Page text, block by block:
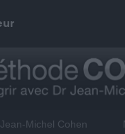
Jean-Michel Cohen